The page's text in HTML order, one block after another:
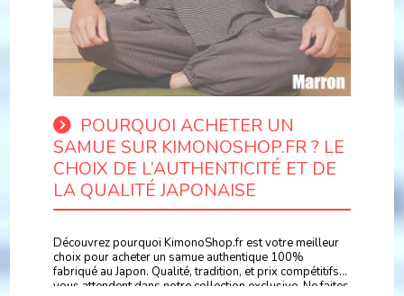
POURQUOI ACHETER UN
SAMUE SUR KIMONOSHOP.FR ? LE
CHOIX DE L’AUTHENTICITÉ ET DE
LA QUALITÉ JAPONAISE
Découvrez pourquoi KimonoShop.fr est votre meilleur
choix pour acheter un samue authentique 100%
fabriqué au Japon. Qualité, tradition, et prix compétitifs
vous attendent dans notre collection exclusive. Ne faites